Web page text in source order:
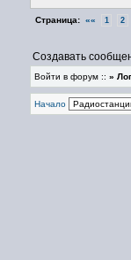
Страница: «« 1 2
Создавать
Войти в форум :: »
Начало